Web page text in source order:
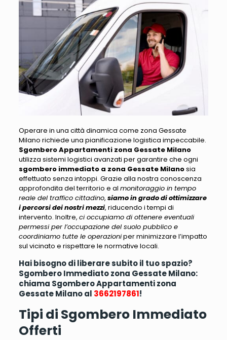
Operare in una città dinamica come zona Gessate
Milano richiede una pianificazione logistica impeccabile.
Sgombero Appartamenti zona Gessate Milano
utilizza sistemi logistici avanzati per garantire che ogni
sgombero immediato a zona Gessate Milanosia
effettuato senza intoppi. Grazie alla nostra conoscenza
approfondita del territorio e al monitoraggio in tempo
reale del traffico cittadino, siamo in grado di ottimizzare
i percorsi dei nostri mezzi, riducendo i tempi di
intervento. Inoltre, ci occupiamo di ottenere eventuali
permessi per l’occupazione del suolo pubblico e
coordiniamo tutte le operazioniper minimizzare l’impatto
sul vicinato e rispettare le normative locali.
Hai bisogno di liberare subito il tuo spazio?
Sgombero Immediato zona Gessate Milano:
chiama Sgombero Appartamenti zona
Gessate Milano al 3662197861!
Tipi di Sgombero Immediato
Offerti